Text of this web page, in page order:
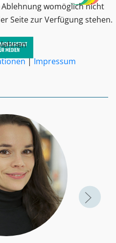
womöglich nicht
Seite zur Verfügung stehen.
|Impressum